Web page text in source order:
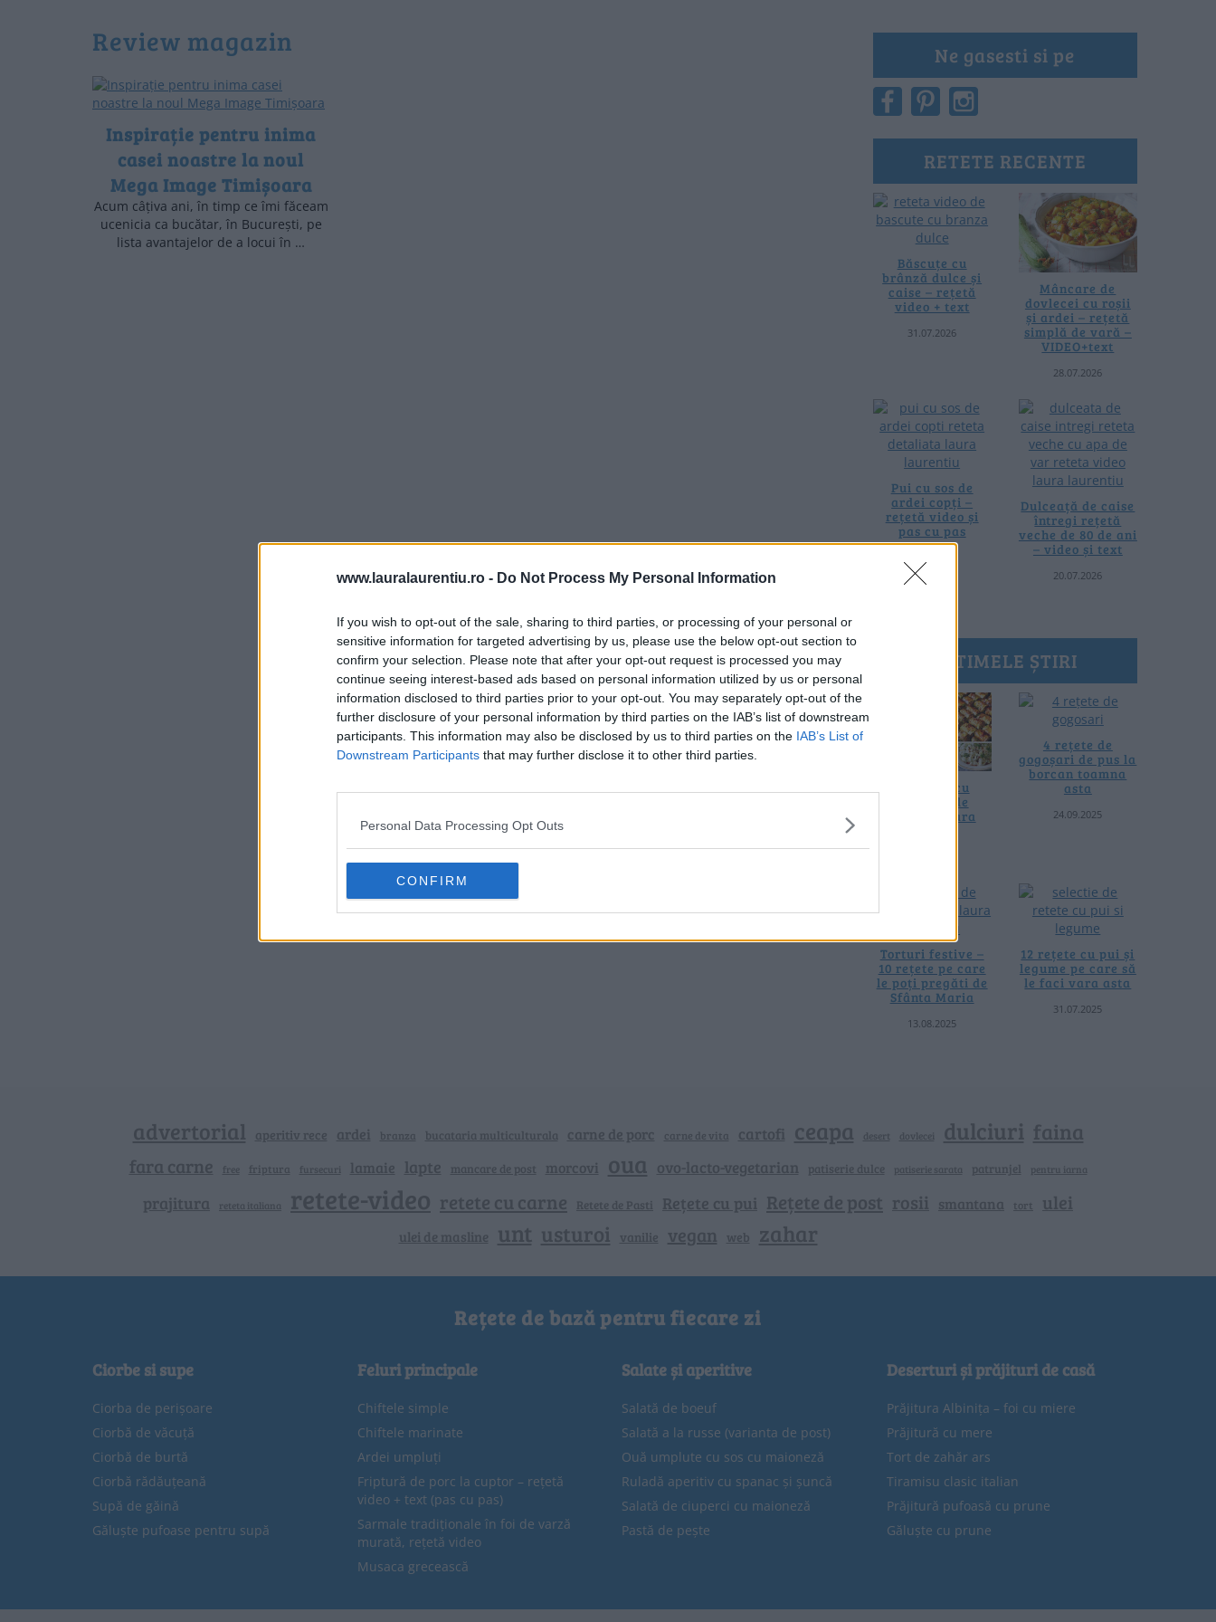
www.lauralaurentiu.ro - Do Not Process My Personal Information
If you wish to opt-out of the sale, sharing to third parties, or processing of your personal or
sensitive information for targeted advertising by us, please use the below opt-out section to
confirm your selection. Please note that after your opt-out request is processed you may
continue seeing interest-based ads based on personal information utilized by us or personal
information disclosed to third parties prior to your opt-out. You may separately opt-out of the
further disclosure of your personal information by third parties on the IAB’s list of downstream
participants. This information may also be disclosed by us to third parties on the IAB’s List of
Downstream Participants that may further disclose it to other third parties.
Personal Data Processing Opt Outs
CONFIRM
review magazin
Inspirație pentru inima
casei noastre la noul
Mega Image Timișoara
Acum câțiva ani, în timp ce îmi făceam
ucenicia ca bucătar, în București, pe
lista avantajelor de a locui în …
Ne gasesti si pe
RETETE RECENTE
Băscuțe cu
brânză dulce și
caise – rețetă
video + text
31.07.2026
Mâncare de
dovlecei cu roșii
și ardei – rețetă
simplă de vară –
VIDEO+text
28.07.2026
Pui cu sos de
ardei copți –
rețetă video și
pas cu pas
Dulceață de caise
întregi rețetă
veche de 80 de ani
– video și text
20.07.2026
ULTIMELE ȘTIRI
10 rețete cu
dovlecei de
pregătit vara
4 rețete de
gogoșari de pus la
borcan toamna
asta
24.09.2025
Torturi festive –
10 rețete pe care
le poți pregăti de
Sfânta Maria
13.08.2025
12 rețete cu pui și
legume pe care să
le faci vara asta
31.07.2025
advertorial aperitiv rece ardei branza bucataria multiculturala carne de porc carne de vita cartofi ceapa desert dovlecei dulciuri faina
fara carne free friptura fursecuri lamaie lapte mancare de post morcovi oua ovo-lacto-vegetarian patiserie dulce patiserie sarata patrunjel pentru iarna
prajitura reteta italiana retete-video retete cu carne Retete de Pasti Rețete cu pui Rețete de post rosii smantana tort ulei
ulei de masline unt usturoi vanilie vegan web zahar
Rețete de bază pentru fiecare zi
Ciorbe si supe
Ciorba de perișoare
Ciorbă de văcuță
Ciorbă de burtă
Ciorbă rădăuțeană
Supă de găină
Găluște pufoase pentru supă
Feluri principale
Chiftele simple
Chiftele marinate
Ardei umpluți
Friptură de porc la cuptor – rețetă
video + text (pas cu pas)
Sarmale tradiționale în foi de varză
murată, rețetă video
Musaca grecească
Salate și aperitive
Salată de boeuf
Salată a la russe (varianta de post)
Ouă umplute cu sos cu maioneză
Ruladă aperitiv cu spanac și șuncă
Salată de ciuperci cu maioneză
Pastă de pește
Deserturi și prăjituri de casă
Prăjitura Albinița – foi cu miere
Prăjitură cu mere
Tort de zahăr ars
Tiramisu clasic italian
Prăjitură pufoasă cu prune
Găluște cu prune